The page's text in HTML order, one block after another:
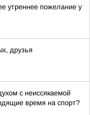
утреннее пожелание у
друзья
с неиссякаемой
время на спорт?